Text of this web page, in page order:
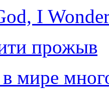
I
прожыв
мире